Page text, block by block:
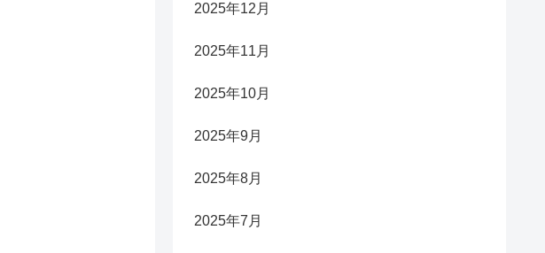
2025年12月
2025年11月
2025年10月
2025年9月
2025年8月
2025年7月